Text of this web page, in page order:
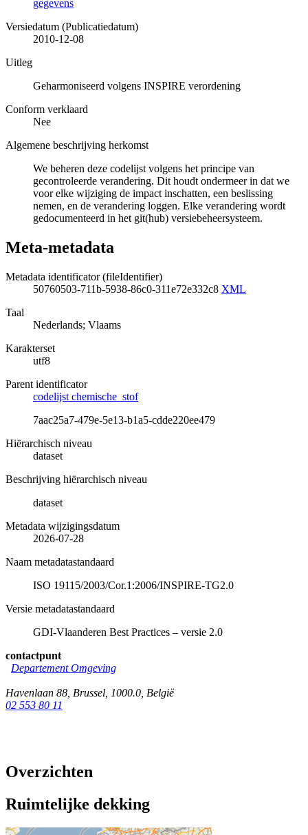
gegevens
Versiedatum (Publicatiedatum)
2010-12-08
Uitleg
Geharmoniseerd volgens INSPIRE verordening
Conform verklaard
Nee
Algemene beschrijving herkomst
We beheren deze codelijst volgens het principe van
gecontroleerde verandering. Dit houdt ondermeer in dat we
voor elke wijziging de impact inschatten, een beslissing
nemen, en de verandering loggen. Elke verandering wordt
gedocumenteerd in het git(hub) versiebeheersysteem.
Meta-metadata
Metadata identificator (fileIdentifier)
50760503-711b-5938-86c0-311e72e332c8 XML
Taal
Nederlands; Vlaams
Karakterset
utf8
Parent identificator
codelijst chemische_stof
7aac25a7-479e-5e13-b1a5-cdde220ee479
Hiërarchisch niveau
dataset
Beschrijving hiërarchisch niveau
dataset
Metadata wijzigingsdatum
2026-07-28
Naam metadatastandaard
ISO 19115/2003/Cor.1:2006/INSPIRE-TG2.0
Versie metadatastandaard
GDI-Vlaanderen Best Practices – versie 2.0
contactpunt
Departement Omgeving
Havenlaan 88 Brussel 1000.0 België
02 553 80 11
Overzichten
Ruimtelijke dekking